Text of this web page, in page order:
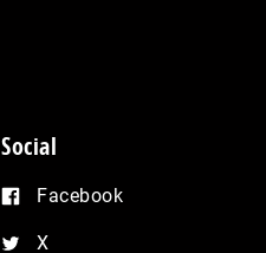
Social
Facebook
X